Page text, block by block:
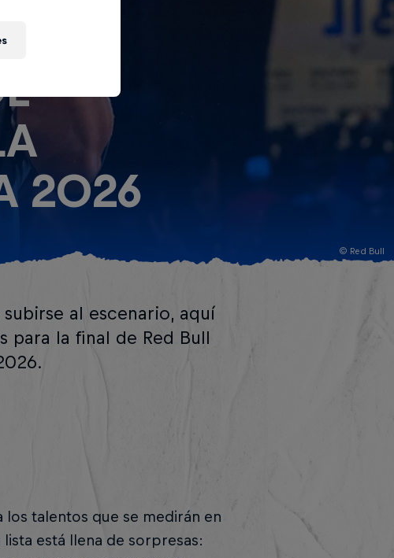
© Red Bull
2026
al escenario, aquí
para la final de Red Bull
los talentos que se medirán en
está llena de sorpresas: